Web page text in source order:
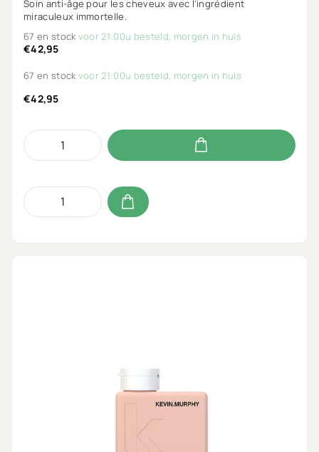
Soin anti-âge pour les cheveux avec l'ingrédient
miraculeux immortelle.
67 en stockvoor 21:00u besteld, morgen in huis
€42,95
67 en stockvoor 21:00u besteld, morgen in huis
€42,95